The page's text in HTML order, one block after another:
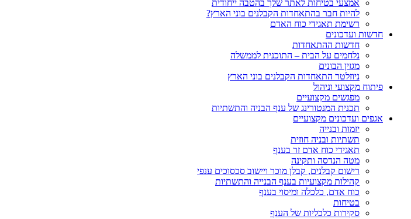
אמצעי בטיחות לאתר שלך בהטבה ייחודית
להיות חבר בהתאחדות הקבלנים בוני הארץ?
רשימת תאגידי כוח האדם
חדשות ועדכונים
חדשות ההתאחדות
נלחמים על הבית – התוכנית לממשלה
מגזין הבונים
ניוזלטר התאחדות הקבלנים בוני הארץ
פיתוח מקצועי וניהול
מפגשים מקצועיים
תכנית המנטורינג של ענף הבניה והתשתיות
אגפים ועדכונים מקצועיים
יזמות ובנייה
תשתיות ובניה חוזית
תאגידי כוח אדם זר בענף
מטה הנדסה ותקינה
רישום קבלנים, קבלן מוכר ויישוב סכסוכים ענפי
קהילות מקצועיות בענף הבנייה והתשתיות
כוח אדם, כלכלה ומיסוי בענף
בטיחות
סקירות כלכליות של הענף